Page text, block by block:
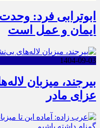
ابوترابی فرد:
ایمان و عمل است
1404-09-03
بیرجند، میزبان
عزای مادر